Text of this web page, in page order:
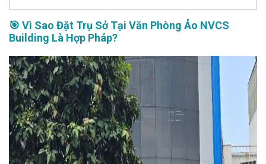
🎯 Vì Sao Đặt Trụ Sở Tại Văn Phòng Ảo NVCS
Building Là Hợp Pháp?